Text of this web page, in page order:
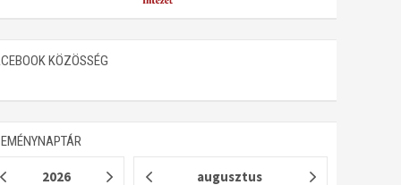
KÖZÖSSÉG
2026 augusztus